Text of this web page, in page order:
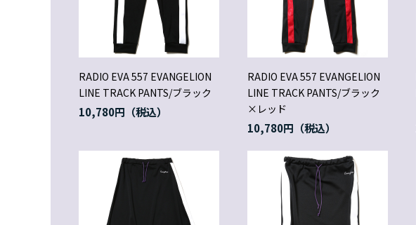
RADIO EVA 557 EVANGELION
LINE TRACK PANTS/ブラック
10,780円
RADIO EVA 557 EVANGELION
LINE TRACK PANTS/ブラック
×レッド
10,780円